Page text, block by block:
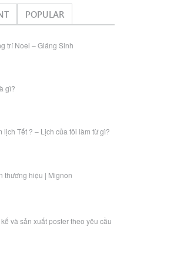
POPULAR
trí Noel – Giáng Sinh
gì?
lịch Tết ? – Lịch của tôi làm từ gì?
thương hiệu | Mignon
và sản xuất poster theo yêu cầu